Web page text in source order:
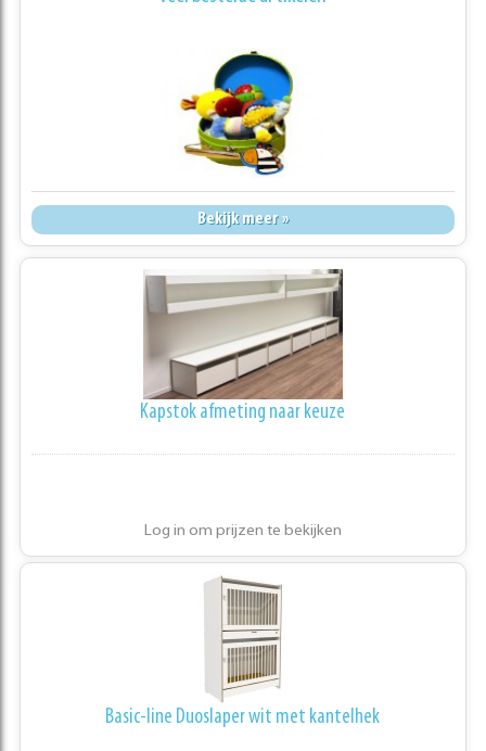
Bekijk meer »
Kapstok afmeting naar keuze
Log in om prijzen te bekijken
Basic-line Duoslaper wit met kantelhek